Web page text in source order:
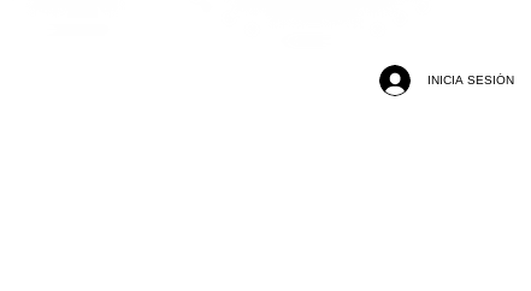
INICIA SESIÓN